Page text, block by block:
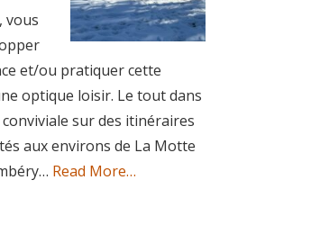
vous
et/ou pratiquer cette
optique loisir. Le tout dans
sur des itinéraires
aux environs de La Motte
Read Moreabout
…